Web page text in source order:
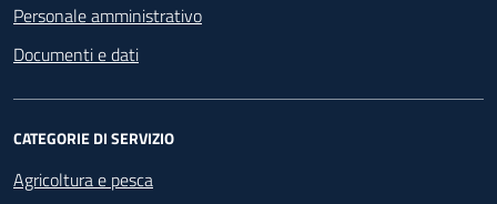
Personale amministrativo
Documenti e dati
CATEGORIE DI SERVIZIO
Agricoltura e pesca